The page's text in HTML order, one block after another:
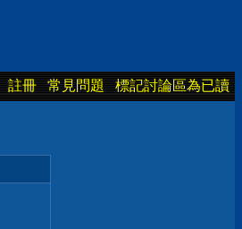
註冊 常見問題 標記討論區為已讀